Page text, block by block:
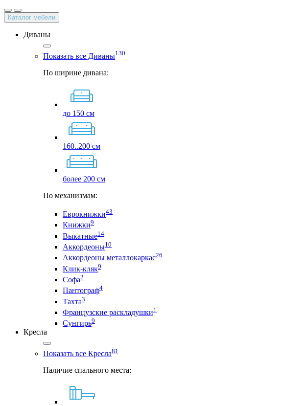
Каталог мебели
Диваны
Показать все Диваны130
По ширине дивана:
до 150 см
160..200 см
более 200 см
По механизмам:
Еврокнижки43
Книжки9
Выкатные14
Аккордеоны10
Аккордеоны металлокаркас26
Клик-кляк9
Софа2
Пантограф4
Тахта3
Французские раскладушки1
Сунгирь9
Кресла
Показать все Кресла81
Наличие спального места: